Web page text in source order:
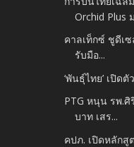
Orchid Plus
คาลเท็กซ์ ชูดีเ
รับมือ...
‘พันธุ์ไทย’ เปิด
PTG หนุน รพ.
บาท เสร...
คปภ. เปิดหลักสู